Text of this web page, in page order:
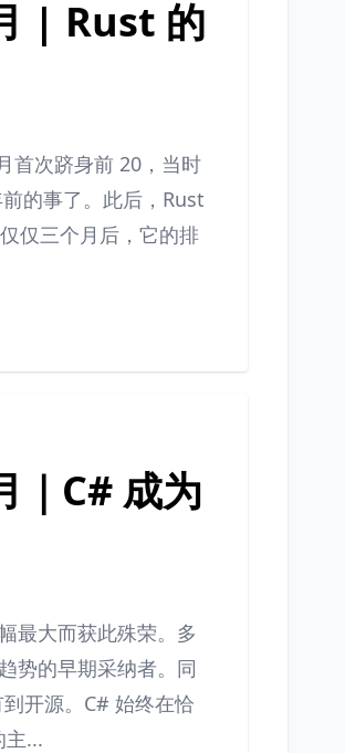
| Rust 的
首次跻身前 20，当时
的事了。此后，Rust
仅三个月后，它的排
｜C# 成为
最大而获此殊荣。多
势的早期采纳者。同
开源。C# 始终在恰
主...